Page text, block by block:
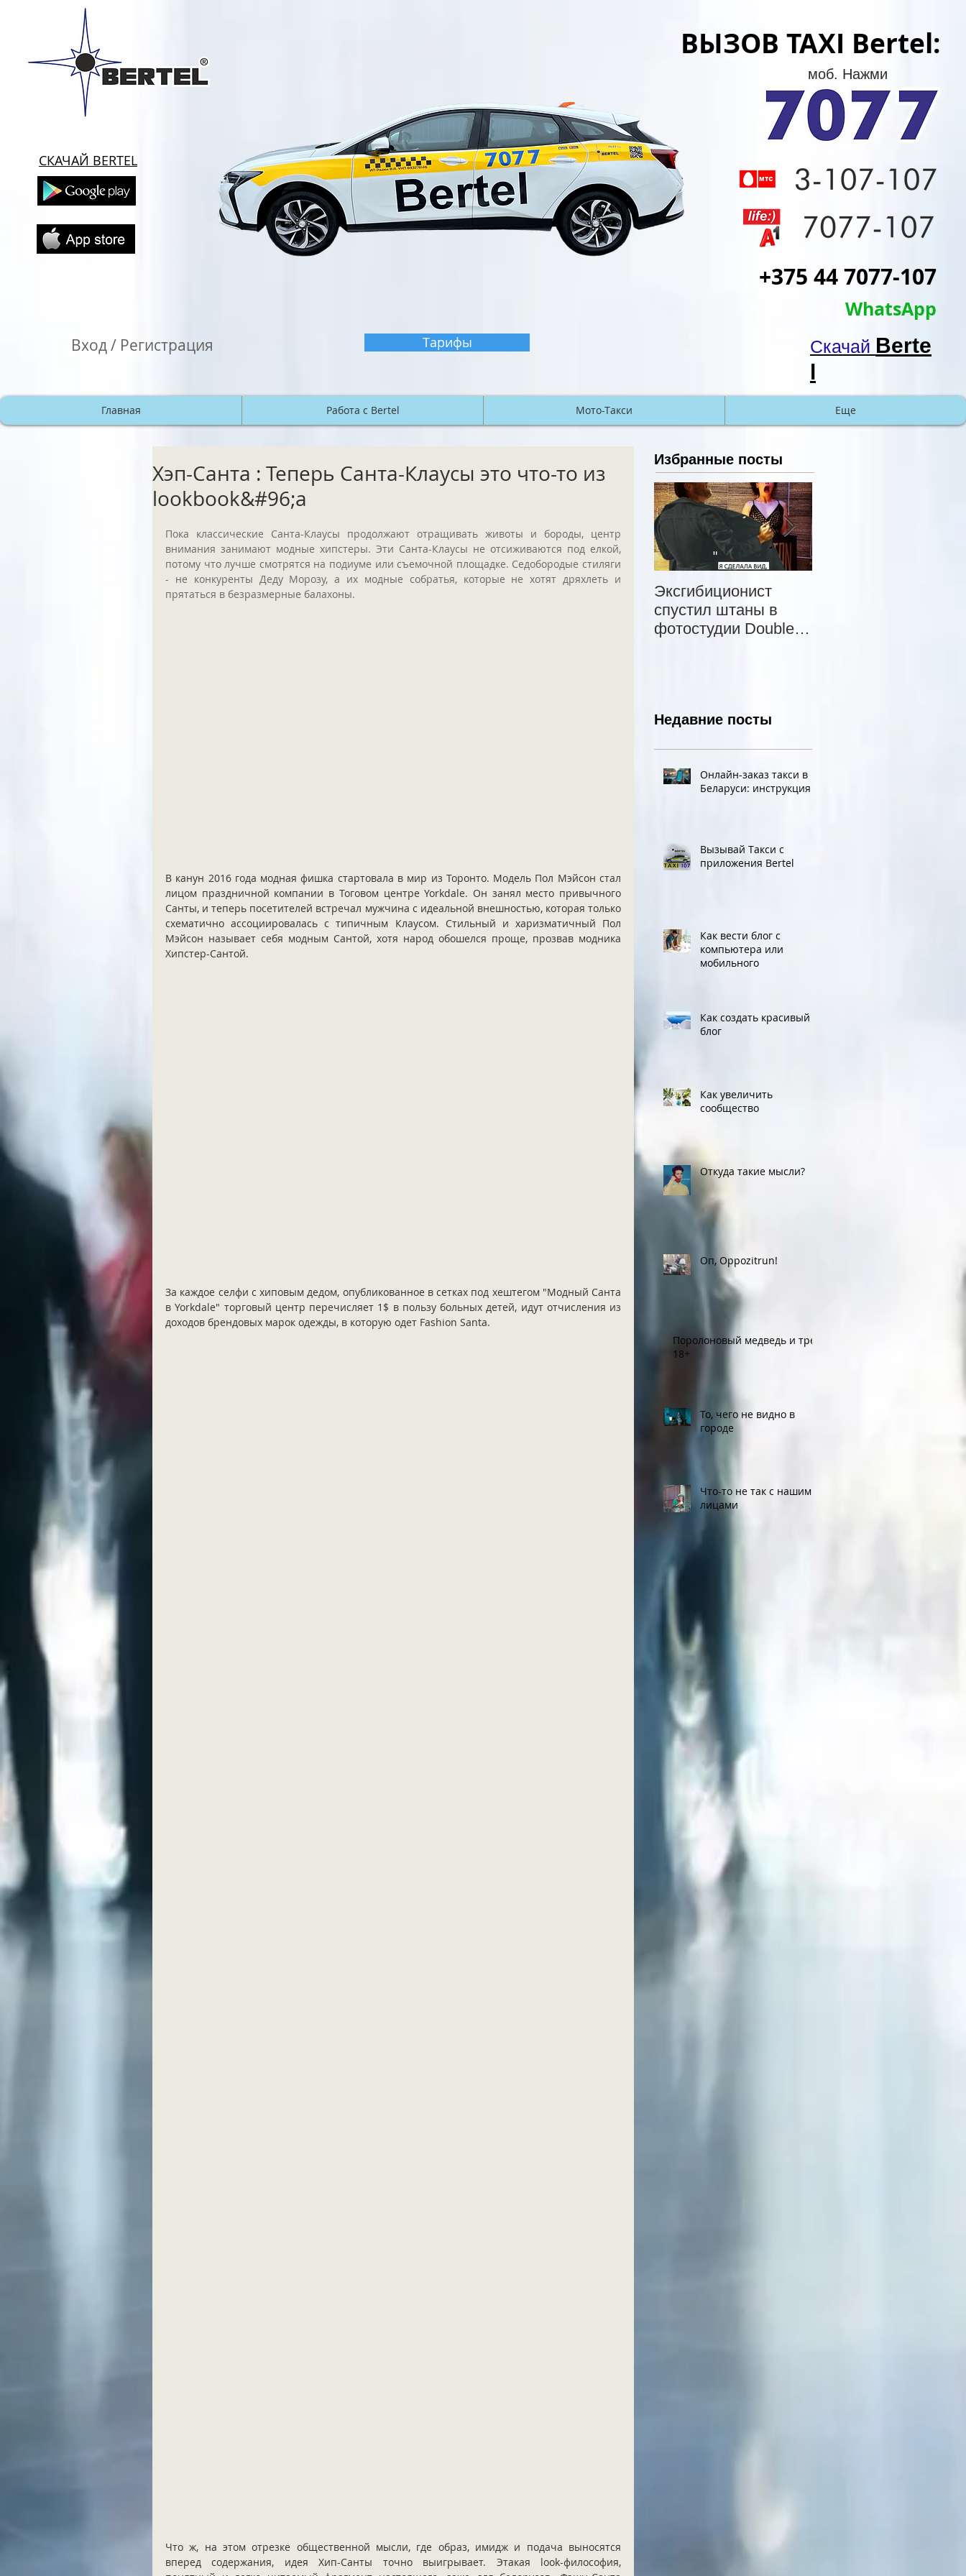
СКАЧАЙ BERTEL
ВЫЗОВ TAXI Bertel:
моб. Нажми
Вход / Регистрация Тарифы
+375 44 7077-107
WhatsApp
Cкачай Berte
l
Главная Работа с Bertel Мото-Такси Еще
Хэп-Санта : Теперь Санта-Клаусы это что-то из
lookbook&#96;а
Пока классические Санта-Клаусы продолжают отращивать животы и бороды, центр
внимания занимают модные хипстеры. Эти Санта-Клаусы не отсиживаются под елкой,
потому что лучше смотрятся на подиуме или съемочной площадке. Седобородые стиляги
- не конкуренты Деду Морозу, а их модные собратья, которые не хотят дряхлеть и
прятаться в безразмерные балахоны.
В канун 2016 года модная фишка стартовала в мир из Торонто. Модель Пол Мэйсон стал
лицом праздничной компании в Тоговом центре Yorkdale. Он занял место привычного
Санты, и теперь посетителей встречал мужчина с идеальной внешностью, которая только
схематично ассоциировалась с типичным Клаусом. Стильный и харизматичный Пол
Мэйсон называет себя модным Сантой, хотя народ обошелся проще, прозвав модника
Хипстер-Сантой.
За каждое селфи с хиповым дедом, опубликованное в сетках под хештегом "Mодный Санта
в Yorkdale" торговый центр перечисляет 1$ в пользу больных детей, идут отчисления из
доходов брендовых марок одежды, в которую одет Fashion Santa.
Что ж, на этом отрезке общественной мысли, где образ, имидж и подача выносятся
вперед содержания, идея Хип-Санты точно выигрывает. Этакая look-философия,
Избранные посты
Эксгибиционист
спустил штаны в
фотостудии DoubleM
Недавние посты
Онлайн-заказ такси в
Беларуси: инструкция
Вызывай Такси с
приложения Bertel
Как вести блог с
компьютера или
мобильного
Как создать красивый
блог
Как увеличить
сообщество
Откуда такие мысли?
Оп, Oppozitrun!
Поролоновый медведь и трек
18+
То, чего не видно в
городе
Что-то не так с нашими
лицами